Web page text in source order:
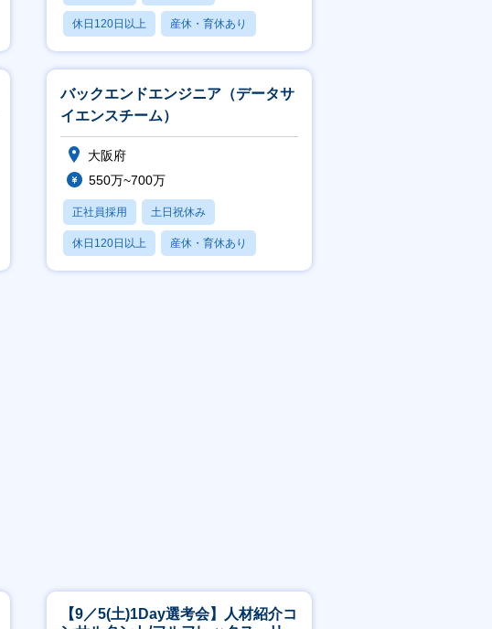
休日120日以上 産休・育休あり
賞与あり
バックエンドエンジニア（データサ
イエンスチーム）
大阪府
550万~700万
正社員採用 土日祝休み
休日120日以上 産休・育休あり
月残業20時間以内
【9／5(土)1Day選考会】人材紹介コ